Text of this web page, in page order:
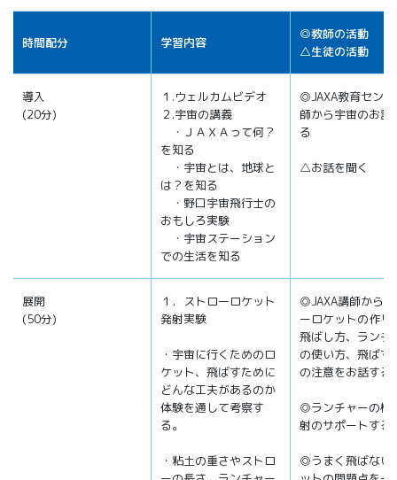
時間配分 学習内容
◎教師の活動
△生徒の活動
導入
(20分)
１.ウェルカムビデオ
２.宇宙の講義
・ＪＡＸＡって何？
を知る
・宇宙とは、地球と
は？を知る
・野口宇宙飛行士の
おもしろ実験
・宇宙ステーション
での生活を知る
◎JAXA教育セン
師から宇宙のお話
る
△お話を聞く
展開
(50分)
１．ストローロケット
発射実験
・宇宙に行くためのロ
ケット、飛ばすために
どんな工夫があるのか
体験を通して考察す
る。
・粘土の重さやストロ
◎JAXA講師から
ーロケットの作り
飛ばし方、ランチ
の使い方、飛ばす
の注意をお話する
◎ランチャーの横
射のサポートする
◎うまく飛ばない